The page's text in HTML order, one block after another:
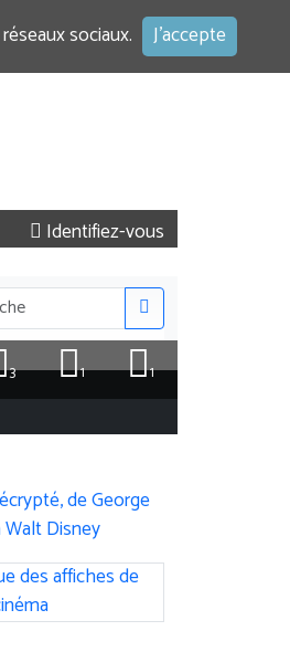
sociaux. J'accepte
Identifiez-vous
1
1
3